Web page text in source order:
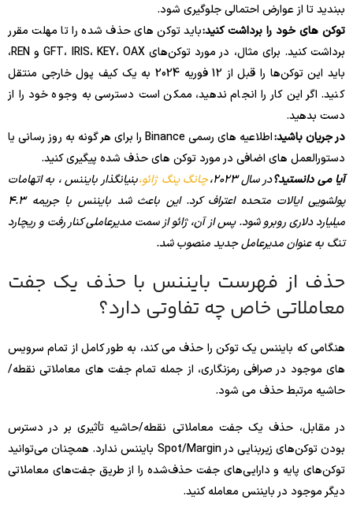
ببندید تا از عوارض احتمالی جلوگیری شود.
توکن های خود را برداشت کنید:باید توکن های حذف شده را تا مهلت مقرر
برداشت کنید. برای مثال، در مورد توکن‌های GFT، IRIS، KEY، OAX و REN،
باید این توکن‌ها را قبل از 12 فوریه 2024 به یک کیف پول خارجی منتقل
کنید. اگر این کار را انجام ندهید، ممکن است دسترسی به وجوه خود را از
دست بدهید.
در جریان باشید:
اطلاعیه های رسمی Binance را برای هر گونه به روز رسانی یا
دستورالعمل های اضافی در مورد توکن های حذف شده پیگیری کنید.
آیا می دانستید؟در سال 2023، چانگ پنگ ژائو،بنیانگذار بایننس ، به اتهامات
پولشویی ایالات متحده اعتراف کرد. این باعث شد بایننس با جریمه 4.3
میلیارد دلاری روبرو شود. پس از آن، ژائو از سمت مدیرعاملی کنار رفت و ریچارد
تنگ به عنوان مدیرعامل جدید منصوب شد.
حذف از فهرست بایننس با حذف یک جفت
معاملاتی خاص چه تفاوتی دارد؟
هنگامی که بایننس یک توکن را حذف می کند، به طور کامل از تمام سرویس
های موجود در صرافی رمزنگاری، از جمله تمام جفت های معاملاتی نقطه/
حاشیه مرتبط حذف می شود.
در مقابل، حذف یک جفت معاملاتی نقطه/حاشیه تأثیری بر در دسترس
بودن توکن‌های زیربنایی در Spot/Margin بایننس ندارد. همچنان می‌توانید
توکن‌های پایه و دارایی‌های جفت حذف‌شده را از طریق جفت‌های معاملاتی
دیگر موجود در بایننس معامله کنید.